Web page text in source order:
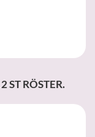
2ST RÖSTER.